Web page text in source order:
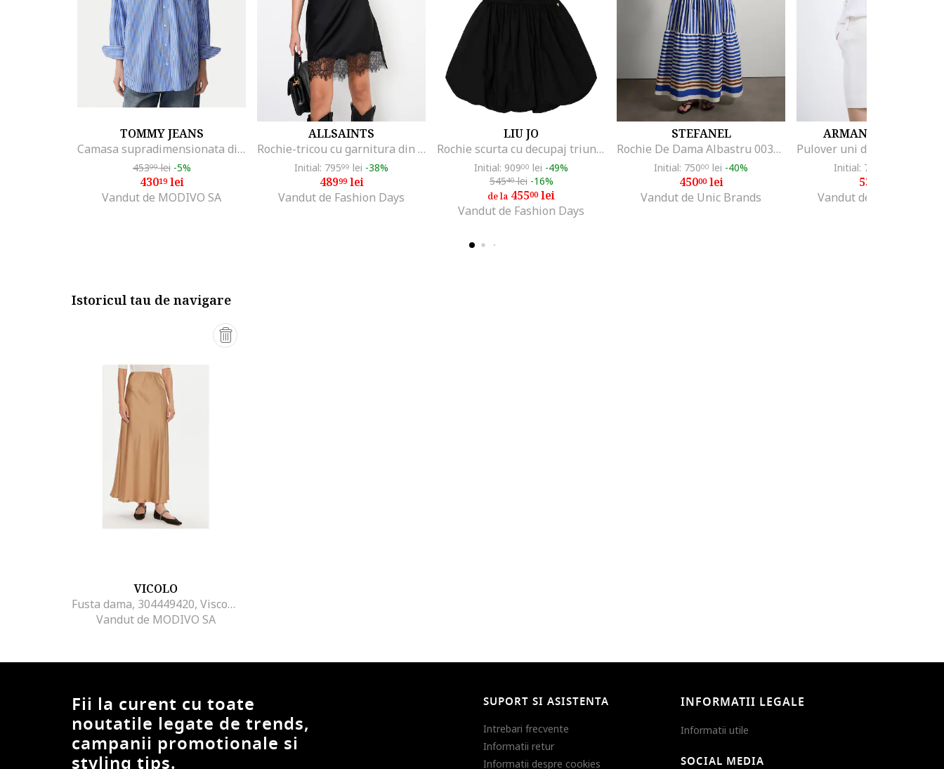
TOMMY JEANS
Camasa supradimensionata din amestec de bumbac organic cu model in dungi
45399lei -5%
43019lei
Vandut de MODIVO SA
ALLSAINTS
Rochie-tricou cu garnitura din dantela, Negru
Initial: 79599 lei -38%
48999lei
Vandut de Fashion Days
LIU JO
Rochie scurta cu decupaj triunghiular pe partea din spate, Negru
Initial: 90900 lei -49%
54540lei -16%
de la 45500lei
Vandut de Fashion Days
STEFANEL
Rochie De Dama Albastru 003571127
Initial: 75000 lei -40%
45000lei
Vandut de Unic Brands
ARMANI EXCHANGE
Initial: 716
539
Vandut de Fashion Days
Istoricul tau de navigare
VICOLO
Fusta dama, 304449420, Viscoza, Maro, Maro
Vandut de MODIVO SA
Fii la curent cu toate
noutatile legate de trends,
campanii promotionale si
styling tips.
SUPORT SI ASISTENTA
Intrebari frecvente
Informatii retur
Informatii despre cookies
INFORMATII LEGALE
Informatii utile
SOCIAL MEDIA